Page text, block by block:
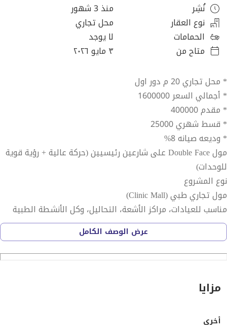
نُشِر
منذ 3 شهور
نوع العقار
محل تجاري
الحمامات
لا يوجد
متاح من
٣ مايو ٢٠٢٦
* محل تجاري 20 م دور اول
* أجمالي السعر 1600000
* مقدم 400000
* قسط شهري 25000
* وديعه صيانه 8%
مول Double Face على شارعين رئيسيين (حركة عالية + رؤية قوية
للوحدات)
نوع المشروع
مول تجاري طبي (Clinic Mall)
مناسب للعيادات، مراكز الأشعة، التحاليل، وكل الأنشطة الطبية
المساحات
تبدأ من 20 م (مساحات مرنة وسهلة التشغيل)
الأسعار
أنظمة السداد
مقدم 25%
برجاء التواصل تليفونيا لسرعه الرد علي الرقم 01114411523
عرض الوصف الكامل
مزايا
أخرى